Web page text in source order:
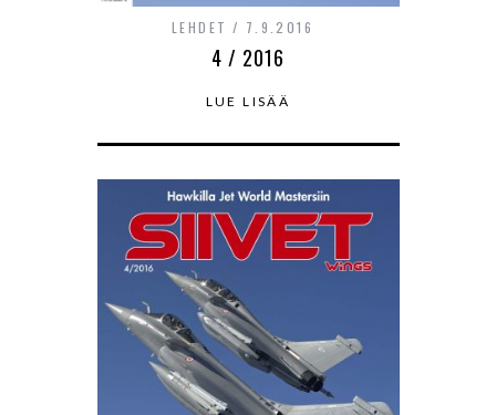
LEHDET 7.9.2016
4 / 2016
LUE LISÄÄ